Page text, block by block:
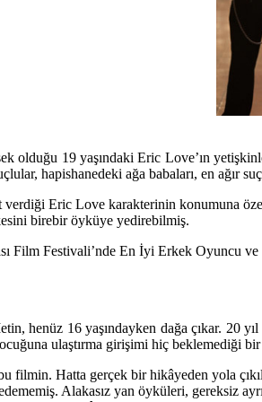
olduğu 19 yaşındaki Eric Love’ın
hapishanedeki ağa babaları, en ağır
verdiği Eric Love karakterinin konumuna
birebir öyküye yedirebilmiş.
Film Festivali’nde En İyi Erkek Oyuncu
henüz 16 yaşındayken dağa çıkar. 20
ulaştırma girişimi hiç beklemediği
filmin. Hatta gerçek bir hikâyeden yola
Alakasız yan öyküleri, gereksiz